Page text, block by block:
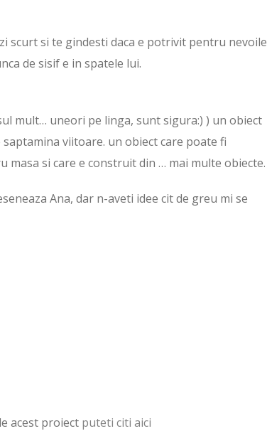
scurt si te gindesti daca e potrivit pentru nevoile
de sisif e in spatele lui.
mult… uneori pe linga, sunt sigura:) ) un obiect
viitoare. un obiect care poate fi
si care e construit din … mai multe obiecte.
Ana, dar n-aveti idee cit de greu mi se
acest proiect puteti citi aici